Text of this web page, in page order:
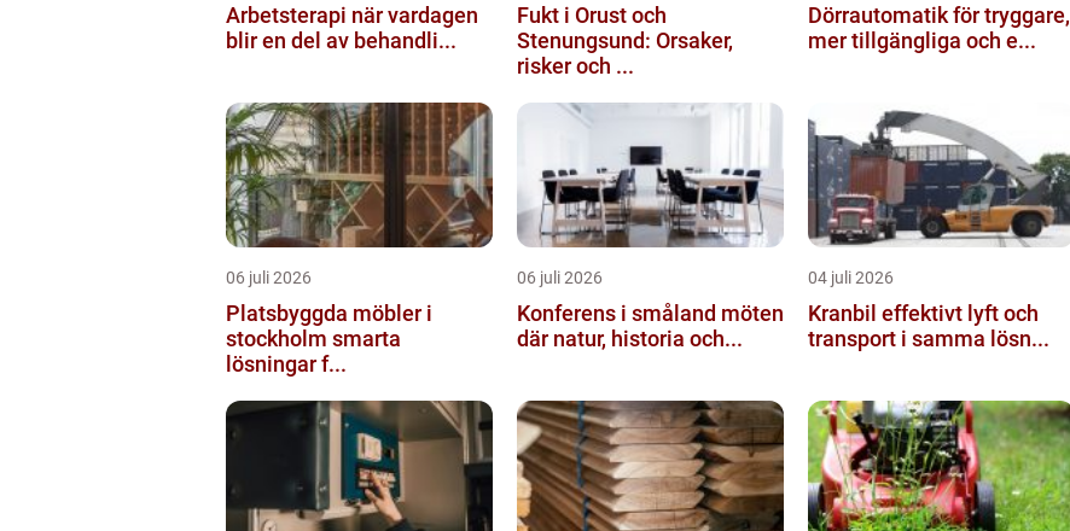
Arbetsterapi när vardagen
blir en del av behandli...
Fukt i Orust och
Stenungsund: Orsaker,
risker och ...
Dörrautomatik för tryggare,
mer tillgängliga och e...
06 juli 2026
Platsbyggda möbler i
stockholm smarta
lösningar f...
06 juli 2026
Konferens i småland möten
där natur, historia och...
04 juli 2026
Kranbil effektivt lyft och
transport i samma lösn...